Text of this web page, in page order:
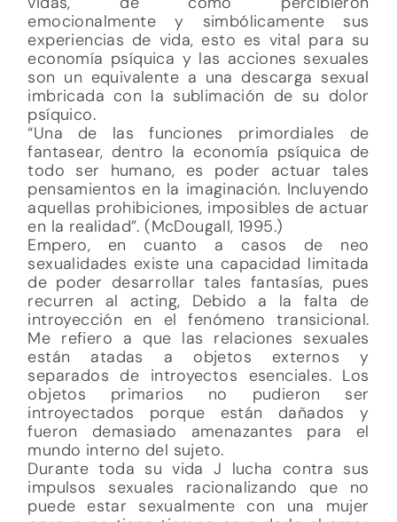
emocionalmente y simbólicamente sus
experiencias de vida, esto es vital para su
economía psíquica y las acciones sexuales
son un equivalente a una descarga sexual
imbricada con la sublimación de su dolor
psíquico.
“Una de las funciones primordiales de
fantasear, dentro la economía psíquica de
todo ser humano, es poder actuar tales
pensamientos en la imaginación. Incluyendo
aquellas prohibiciones, imposibles de actuar
en la realidad”. (McDougall, 1995.)
Empero, en cuanto a casos de neo
sexualidades existe una capacidad limitada
de poder desarrollar tales fantasías, pues
recurren al acting, Debido a la falta de
introyección en el fenómeno transicional.
Me refiero a que las relaciones sexuales
están atadas a objetos externos y
separados de introyectos esenciales. Los
objetos primarios no pudieron ser
introyectados porque están dañados y
fueron demasiado amenazantes para el
mundo interno del sujeto.
Durante toda su vida J lucha contra sus
impulsos sexuales racionalizando que no
puede estar sexualmente con una mujer